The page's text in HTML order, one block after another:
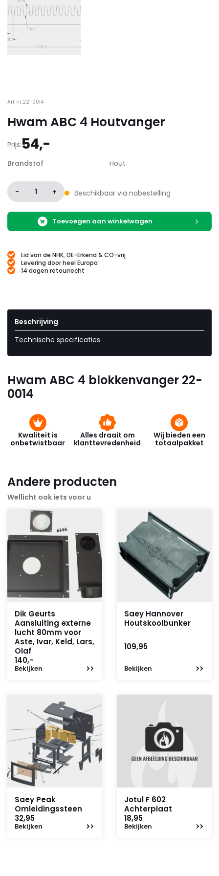
Art nr:22-0014
Hwam ABC 4 Houtvanger
Prijs:54,-
Brandstof Hout
- 1 + Beschikbaar via nabestelling
Toevoegen aan winkelwagen
Lid van de NHK, DE-Erkend & CO-vrij
Levering door heel Europa
14 dagen retourrecht
Beschrijving
Technische specificaties
Hwam ABC 4 blokkenvanger 22-
0014
Kwaliteit is
onbetwistbaar
Alles draait om
klanttevredenheid
Wij bieden een
totaalpakket
Andere producten
Wellicht ook iets voor u
Dik Geurts
Aansluiting externe
lucht 80mm voor
Aste, Ivar, Keld, Lars,
Olaf
140,-
Bekijken
Saey Hannover
Houtskoolbunker
109,95
Bekijken
Saey Peak
Omleidingssteen
32,95
Bekijken
Jotul F 602
Achterplaat
18,95
Bekijken